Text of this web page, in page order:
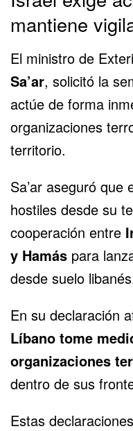
mantiene
El ministro de
Sa’ar, solicitó la
actúe de forma
organizaciones
territorio.
Sa’ar aseguró
hostiles desde su
cooperación entre
y Hamás para
desde suelo
En su declaración
Líbano tome
organizaciones
dentro de sus
Estas